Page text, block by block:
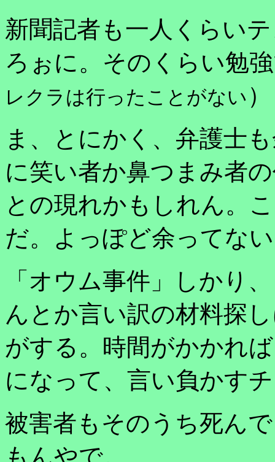
新聞記者も一人くらい
ろぉに。そのくらい勉
レクラは行ったことがない ）
ま、とにかく、弁護士
に笑い者か鼻つまみ者
との現れかもしれん。
だ。よっぽど余ってな
「オウム事件」しかり
んとか言い訳の材料探
がする。時間がかかれ
になって、言い負かす
被害者もそのうち死ん
もんやで。